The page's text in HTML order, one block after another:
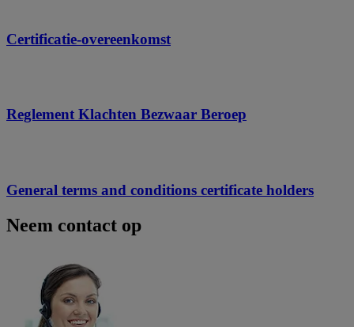
Certificatie-overeenkomst
Reglement Klachten Bezwaar Beroep
General terms and conditions certificate holders
Neem contact op